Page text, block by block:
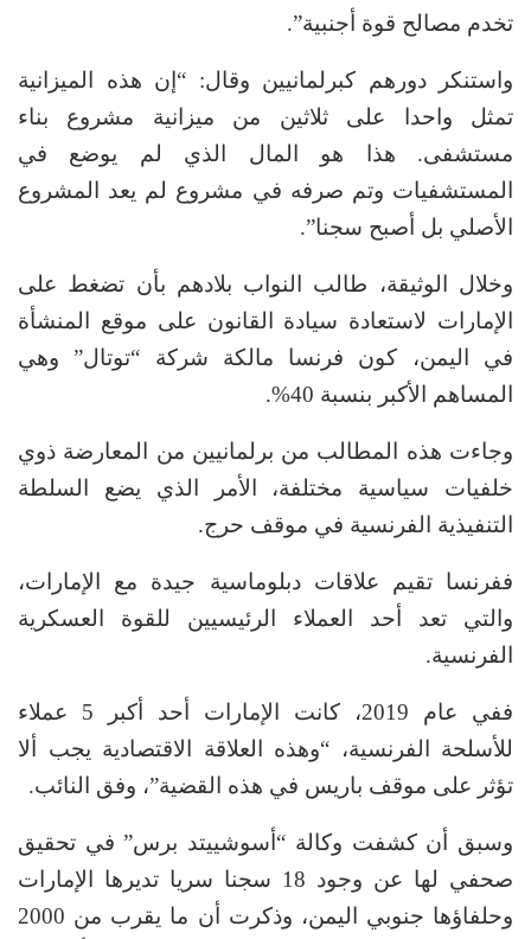
تخدم مصالح قوة أجنبية”.
واستنكر دورهم كبرلمانيين وقال: “إن هذه الميزانية
تمثل واحدا على ثلاثين من ميزانية مشروع بناء
مستشفى. هذا هو المال الذي لم يوضع في
المستشفيات وتم صرفه في مشروع لم يعد المشروع
الأصلي بل أصبح سجنا”.
وخلال الوثيقة، طالب النواب بلادهم بأن تضغط على
الإمارات لاستعادة سيادة القانون على موقع المنشأة
في اليمن، كون فرنسا مالكة شركة “توتال” وهي
المساهم الأكبر بنسبة 40%.
وجاءت هذه المطالب من برلمانيين من المعارضة ذوي
خلفيات سياسية مختلفة، الأمر الذي يضع السلطة
التنفيذية الفرنسية في موقف حرج.
ففرنسا تقيم علاقات دبلوماسية جيدة مع الإمارات،
والتي تعد أحد العملاء الرئيسيين للقوة العسكرية
الفرنسية.
ففي عام 2019، كانت الإمارات أحد أكبر 5 عملاء
للأسلحة الفرنسية، “وهذه العلاقة الاقتصادية يجب ألا
تؤثر على موقف باريس في هذه القضية”، وفق النائب.
وسبق أن كشفت وكالة “أسوشييتد برس” في تحقيق
صحفي لها عن وجود 18 سجنا سريا تديرها الإمارات
وحلفاؤها جنوبي اليمن، وذكرت أن ما يقرب من 2000